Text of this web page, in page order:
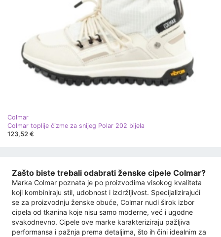
Colmar
Colmar toplije čizme za snijeg Polar 202 bijela
123,52 €
Zašto biste trebali odabrati ženske cipele Colmar?
Marka Colmar poznata je po proizvodima visokog kvaliteta
koji kombiniraju stil, udobnost i izdržljivost. Specijalizirajući
se za proizvodnju ženske obuće, Colmar nudi širok izbor
cipela od tkanina koje nisu samo moderne, već i ugodne
svakodnevno. Cipele ove marke karakteriziraju pažljiva
performansa i pažnja prema detaljima, što ih čini idealnim za